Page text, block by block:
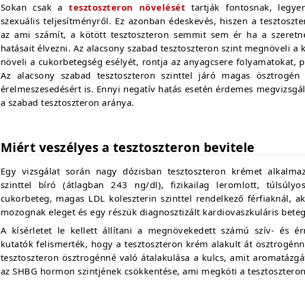
Sokan csak a tesztoszteron növelését tartják fontosnak,
szexuális teljesítményről. Ez azonban édeskevés, hiszen a
az ami számít, a kötött tesztoszteron semmit sem ér ha a
hatásait élvezni. Az alacsony szabad tesztoszteron szint megnöveli a
növeli a cukorbetegség esélyét, rontja az anyagcsere folyamatokat,
Az alacsony szabad tesztoszteron szinttel járó magas
érelmeszesedésért is. Ennyi negatív hatás esetén érdemes
a szabad tesztoszteron aránya.
Miért veszélyes a tesztoszteron bevitele
Egy vizsgálat során nagy dózisban tesztoszteron krémet
szinttel bíró (átlagban 243 ng/dl), fizikailag leromlott,
cukorbeteg, magas LDL koleszterin szinttel rendelkező férfiaknál,
mozognak eleget és egy részük diagnosztizált kardiovaszkuláris
A kísérletet le kellett állítani a megnövekedett számú szív- és
kutatók felismerték, hogy a tesztoszteron krém alakult át
tesztoszteron ösztrogénné való átalakulása a kulcs, amit
az SHBG hormon szintjének csökkentése, ami megköti a